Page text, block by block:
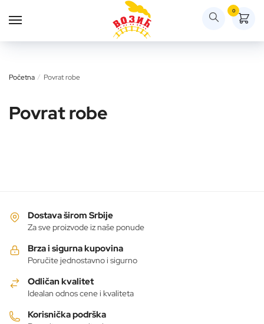
0
Početna / Povrat robe
Povrat robe
Dostava širom Srbije
Za sve proizvode iz naše ponude
Brza i sigurna kupovina
Poručite jednostavno i sigurno
Odličan kvalitet
Idealan odnos cene i kvaliteta
Korisnička podrška